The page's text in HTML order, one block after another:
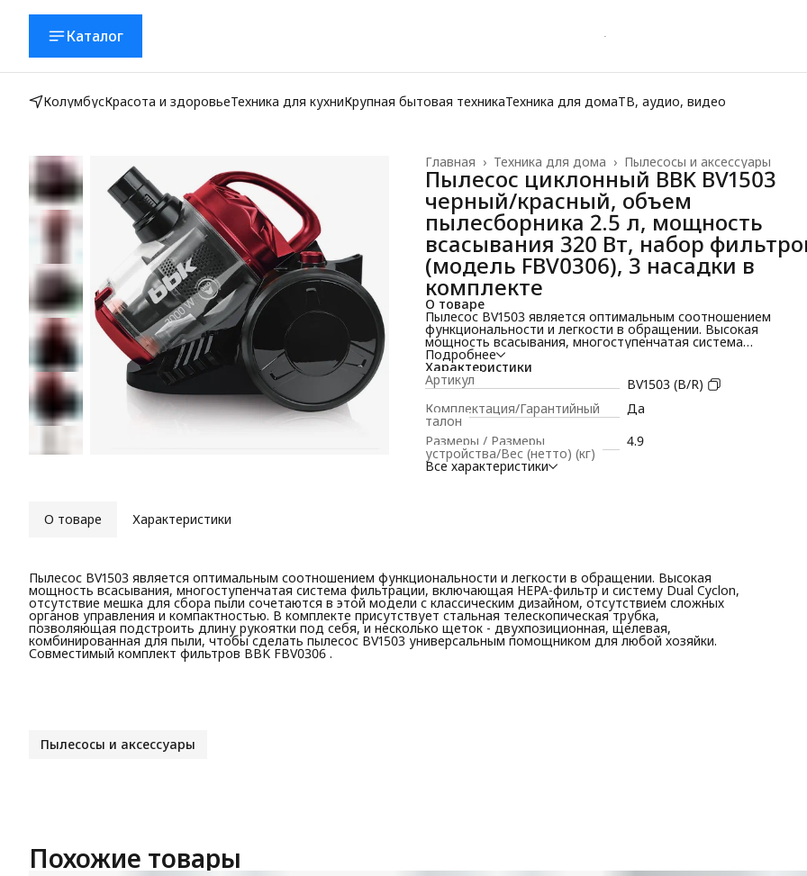
Каталог
КолумбусКрасота и здоровьеТехника для кухниКрупная бытовая техникаТехника для домаТВ, аудио, видео
Пылесосы и аксессуары
Техника для дома ›
Главная ›
Пылесос циклонный BBK BV1503
черный/красный, объем
пылесборника 2.5 л, мощность
всасывания 320 Вт, набор
(модель FBV0306), 3 насадки в
комплекте
О товаре
Пылесос BV1503 является оптимальным соотношением
функциональности и легкости в обращении. Высокая
мощность всасывания, многоступенчатая система
фильтрации, включающая HEPA-фильтр и систему Dual Cyclon,
отсутствие мешка для сбора пыли сочетаются в этой модели
с классическим дизайном, отсутствием сложных органов
управления и компактностью. В комплекте присутствует
стальная телескопическая трубка, позволяющая подстроить
длину рукоятки под себя, и несколько щеток -
двухпозиционная, щелевая, комбинированная для пыли,
чтобы сделать пылесос BV1503 универсальным помощником
для любой хозяйки. Совместимый комплект фильтров BBK
FBV0306 .
Подробнее
Характеристики
Артикул
BV1503 (B/R)
Комплектация/Гарантийный
талон
Да
Размеры / Размеры
устройства/Вес (нетто) (кг)
4.9
Все характеристики
О товаре Характеристики
Пылесос BV1503 является оптимальным соотношением функциональности и легкости в обращении. Высокая
мощность всасывания, многоступенчатая система фильтрации, включающая HEPA-фильтр и систему Dual Cyclon,
отсутствие мешка для сбора пыли сочетаются в этой модели с классическим дизайном, отсутствием сложных
органов управления и компактностью. В комплекте присутствует стальная телескопическая трубка,
позволяющая подстроить длину рукоятки под себя, и несколько щеток - двухпозиционная, щелевая,
комбинированная для пыли, чтобы сделать пылесос BV1503 универсальным помощником для любой хозяйки.
Совместимый комплект фильтров BBK FBV0306 .
Пылесосы и аксессуары
Похожие товары